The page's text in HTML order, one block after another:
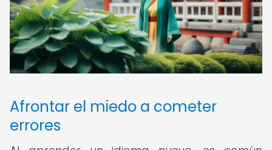
Afrontar el miedo a cometer
errores